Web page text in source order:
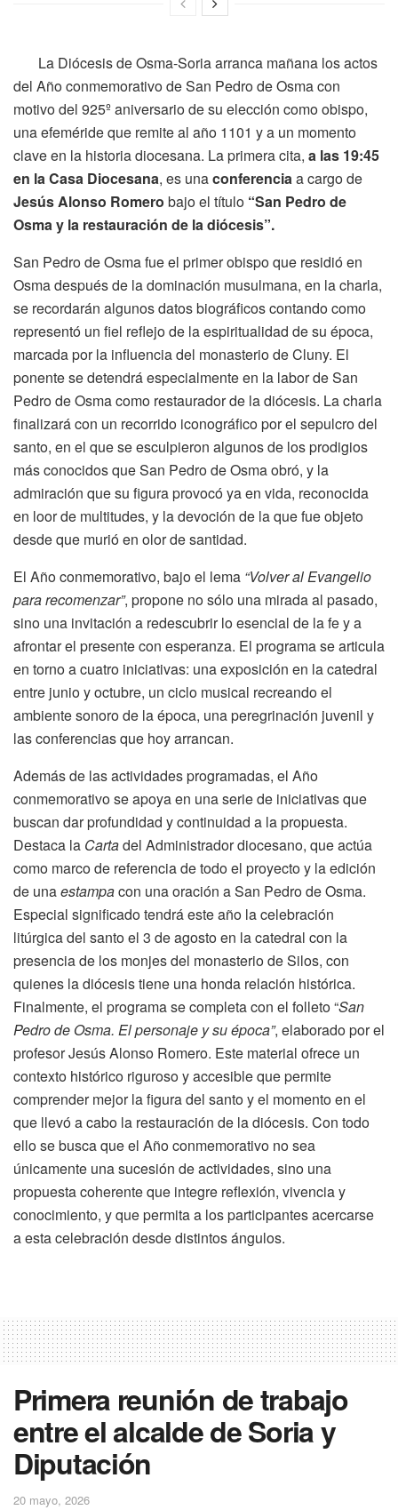
La Diócesis de Osma-Soria arranca mañana los actos
del Año conmemorativo de San Pedro de Osma con
motivo del 925º aniversario de su elección como obispo,
una efeméride que remite al año 1101 y a un momento
clave en la historia diocesana. La primera cita, a las 19:45
en la Casa Diocesana, es unaconferenciaa cargo de
Jesús Alonso Romero bajo el título “San Pedro de
Osma y la restauración de la diócesis”.
San Pedro de Osma fue el primer obispo que residió en
Osma después de la dominación musulmana, en la charla,
se recordarán algunos datos biográficos contando como
representó un fiel reflejo de la espiritualidad de su época,
marcada por la influencia del monasterio de Cluny. El
ponente se detendrá especialmente en la labor de San
Pedro de Osma como restaurador de la diócesis. La charla
finalizará con un recorrido iconográfico por el sepulcro del
santo, en el que se esculpieron algunos de los prodigios
más conocidos que San Pedro de Osma obró, y la
admiración que su figura provocó ya en vida, reconocida
en loor de multitudes, y la devoción de la que fue objeto
desde que murió en olor de santidad.
El Año conmemorativo, bajo el lema “Volver al Evangelio
para recomenzar”, propone no sólo una mirada al pasado,
sino una invitación a redescubrir lo esencial de la fe y a
afrontar el presente con esperanza. El programa se articula
en torno a cuatro iniciativas: una exposición en la catedral
entre junio y octubre, un ciclo musical recreando el
ambiente sonoro de la época, una peregrinación juvenil y
las conferencias que hoy arrancan.
Además de las actividades programadas, el Año
conmemorativo se apoya en una serie de iniciativas que
buscan dar profundidad y continuidad a la propuesta.
Destaca la Cartadel Administrador diocesano, que actúa
como marco de referencia de todo el proyecto y la edición
de unaestampacon una oración a San Pedro de Osma.
Especial significado tendrá este año la celebración
litúrgica del santo el 3 de agosto en la catedral con la
presencia de los monjes del monasterio de Silos, con
quienes la diócesis tiene una honda relación histórica.
Finalmente, el programa se completa con el folleto “San
Pedro de Osma. El personaje y su época”, elaborado por el
profesor Jesús Alonso Romero. Este material ofrece un
contexto histórico riguroso y accesible que permite
comprender mejor la figura del santo y el momento en el
que llevó a cabo la restauración de la diócesis. Con todo
ello se busca que el Año conmemorativo no sea
únicamente una sucesión de actividades, sino una
propuesta coherente que integre reflexión, vivencia y
conocimiento, y que permita a los participantes acercarse
a esta celebración desde distintos ángulos.
Primera reunión de trabajo
entre el alcalde de Soria y
Diputación
20 mayo, 2026